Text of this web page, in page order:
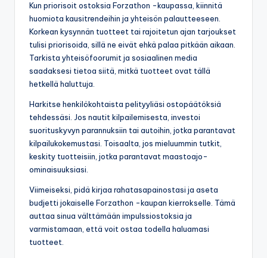
Kun priorisoit ostoksia Forzathon -kaupassa, kiinnitä
huomiota kausitrendeihin ja yhteisön palautteeseen.
Korkean kysynnän tuotteet tai rajoitetun ajan tarjoukset
tulisi priorisoida, sillä ne eivät ehkä palaa pitkään aikaan.
Tarkista yhteisöfoorumit ja sosiaalinen media
saadaksesi tietoa siitä, mitkä tuotteet ovat tällä
hetkellä haluttuja.
Harkitse henkilökohtaista pelityyliäsi ostopäätöksiä
tehdessäsi. Jos nautit kilpailemisesta, investoi
suorituskyvyn parannuksiin tai autoihin, jotka parantavat
kilpailukokemustasi. Toisaalta, jos mieluummin tutkit,
keskity tuotteisiin, jotka parantavat maastoajo-
ominaisuuksiasi.
Viimeiseksi, pidä kirjaa rahatasapainostasi ja aseta
budjetti jokaiselle Forzathon -kaupan kierrokselle. Tämä
auttaa sinua välttämään impulssiostoksia ja
varmistamaan, että voit ostaa todella haluamasi
tuotteet.